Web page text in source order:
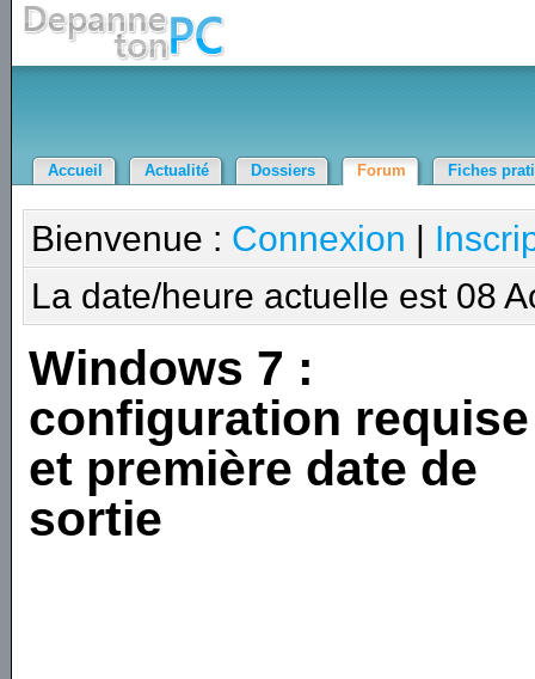
Accueil Actualité Dossiers Forum Fiches
Bienvenue : Connexion |
La date/heure actuelle est 08
Windows 7 :
configuration requise
et première date de
sortie